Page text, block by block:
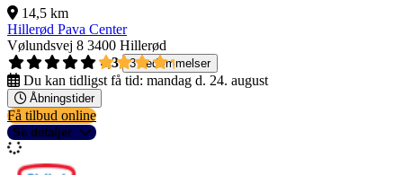
14,5 km
Hillerød Pava Center
Vølundsvej 8 3400 Hillerød
4,3
3 bedømmelser
Du kan tidligst få tid: mandag d. 24. august
Åbningstider
Få tilbud online
Se detaljer